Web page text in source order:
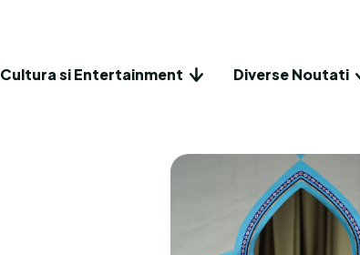
Cultura si Entertainment Diverse Noutati